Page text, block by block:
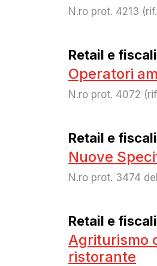
N.ro prot. 4213
Retail e
Operatori
N.ro prot. 4072
Retail e
Nuove
N.ro prot. 3474
Retail e
Agriturismo
ristorante